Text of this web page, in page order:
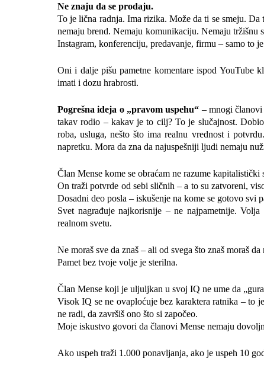
Ne znaju da se prodaju.
To je lična radnja. Ima rizika. Može da ti se smeju.
nemaju brend. Nemaju komunikaciju. Nemaju tržišnu
Instagram, konferenciju, predavanje, firmu – samo to
Oni i dalje pišu pametne komentare ispod YouTube
imati i dozu hrabrosti.
Pogrešna ideja o „pravom uspehu“ – mnogi članovi
takav rodio – kakav je to cilj? To je slučajnost.
roba, usluga, nešto što ima realnu vrednost i
napretku. Mora da zna da najuspešniji ljudi nemaju
Član Mense kome se obraćam ne razume
On traži potvrde od sebi sličnih – a to su zatvoreni,
Dosadni deo posla – iskušenje na kome se gotovo svi
Svet nagrađuje najkorisnije – ne najpametnije.
realnom svetu.
Ne moraš sve da znaš – ali od svega što znaš moraš
Pamet bez tvoje volje je sterilna.
Član Mense koji je uljuljkan u svoj IQ ne ume da
Visok IQ se ne ovaploćuje bez karaktera ratnika – to
ne radi, da završiš ono što si započeo.
Moje iskustvo govori da članovi Mense nemaju
Ako uspeh traži 1.000 ponavljanja, ako je uspeh 10